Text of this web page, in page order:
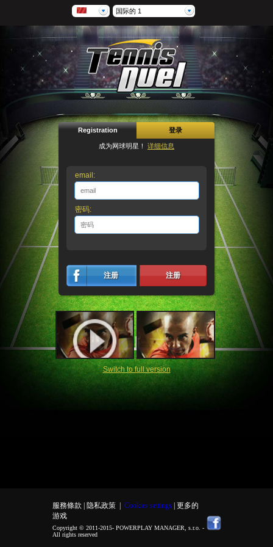
国际的 1
Registration 登录
成为网球明星！ 详细信息
email:
密码:
注册 注册
Switch to full version
服務條款 | 隐私政策| Cookies settings
| 更多的
游戏
Copyright © 2011-2015- POWERPLAY MANAGER, s.r.o. -
All rights reserved